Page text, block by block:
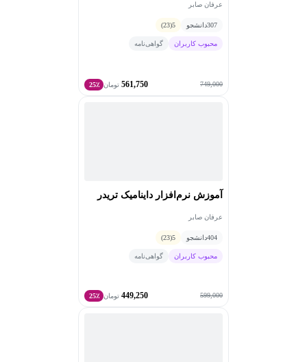
عرفان صابر
307دانشجو 5
(23)
محبوب کاربران گواهی‌نامه
749,000
561,750 تومان 25٪
آموزش نرم‌افزار داینامیک تریدر
عرفان صابر
404دانشجو 5
(23)
محبوب کاربران گواهی‌نامه
599,000
449,250 تومان 25٪